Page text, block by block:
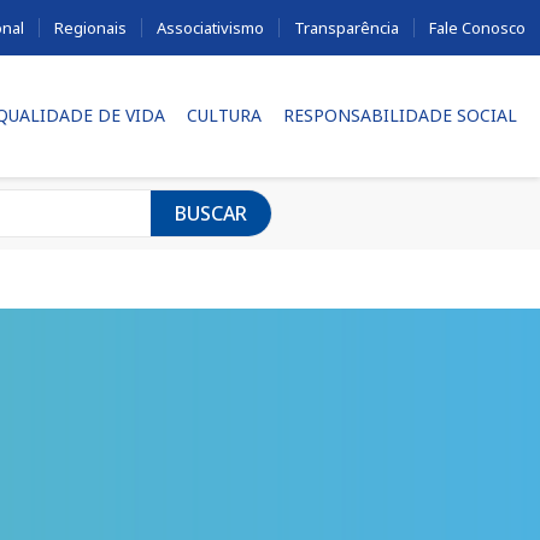
Regionais Associativismo Transparência Fale Conosco
DE VIDA CULTURA RESPONSABILIDADE SOCIAL
BUSCAR